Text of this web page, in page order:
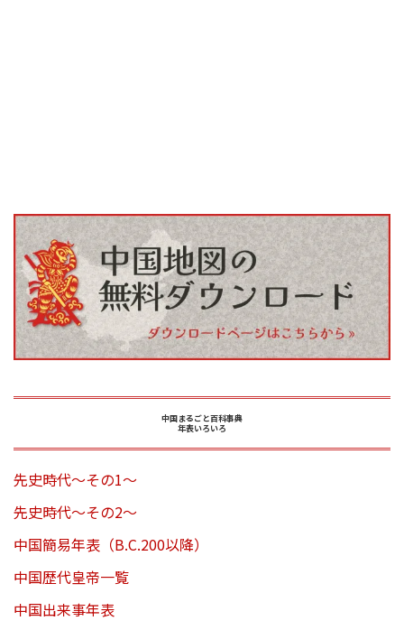
中国まるごと百科事典
年表いろいろ
先史時代～その1～
先史時代～その2～
中国簡易年表（B.C.200以降）
中国歴代皇帝一覧
中国出来事年表